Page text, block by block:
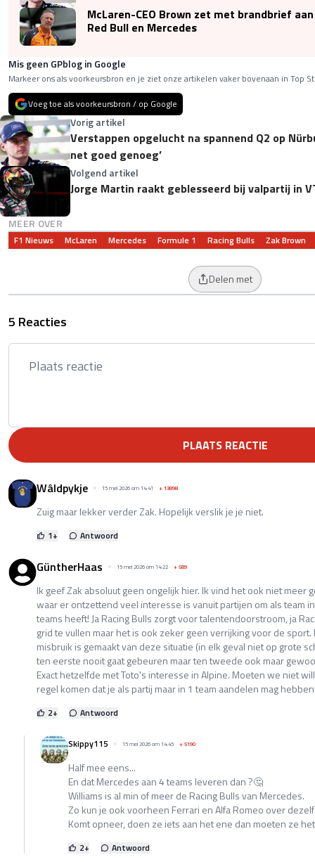
McLaren-CEO Brown zet met brandbrief
Red Bull en Mercedes
Mis geen GPblog in Google
Markeer ons als voorkeursbron en je ziet onze artikelen vaker bovenaan in Top
Voeg toe als voorkeursbron / op Google
Vorig artikel
Verstappen opgelucht na spannend Q2 op
net goed genoeg’
Volgend artikel
Jorge Martin raakt geblesseerd bij valpartij in
MEER OVER
F1 Nieuws McLaren Mercedes Formule 1 Racing Bulls Zak Brown
Delen met
5 Reacties
PLAATS REACTIE
Wâldpykje 15 mei 2026 om 14:41 +13898
Zuig maar lekker verder Zak. Hopelijk verslik je je niet.
1+ Antwoord
GüntherHaas 15 mei 2026 om 14:22 +589
Ik geef Zak absoluut geen ongelijk hier. Ik vind het ook niet meer
waar er ontzettend veel interesse is vanuit partijen om als team
teams heeft! Ja Racing Bulls zorgt voor talentendoorstroom, ja
grid te vullen maar het is ook zeker geen verrijking voor de
misbruik is gemaakt van deze situatie (in elk geval niet op grote
ten eerste nooit gaat gebeuren maar ten tweede ook maar
Exact hetzelfde met Toto's interesse in Alpine. Moeten we niet
regel komen dat je als partij maar in 1 team aandelen mag
2+ Antwoord
Skippy115 15 mei 2026 om 14:45 +5190
Half mee eens...
En dat Mercedes aan 4 teams leveren dan ?🤔
Williams is al min of meer de Racing Bulls van Mercedes.
Zo kun je ook voorheen Ferrari en Alfa Romeo over
Komt opneer, doen ze iets aan het ene dan moeten ze
2+ Antwoord